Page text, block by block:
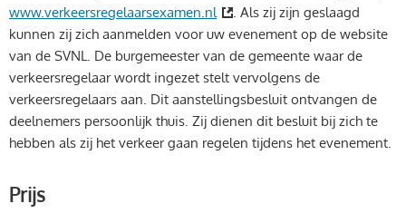
www.verkeersregelaarsexamen.nl
. Als zij zijn geslaagd
kunnen zij zich aanmelden voor uw evenement op de website
van de SVNL. De burgemeester van de gemeente waar de
verkeersregelaar wordt ingezet stelt vervolgens de
verkeersregelaars aan. Dit aanstellingsbesluit ontvangen de
deelnemers persoonlijk thuis. Zij dienen dit besluit bij zich te
hebben als zij het verkeer gaan regelen tijdens het evenement.
Prijs